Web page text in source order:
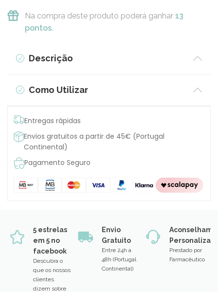
Na compra deste produto poderá ganhar 13
pontos.
Descrição
Como Utilizar
Entregas rápidas
Envios gratuitos a partir de 45€ (Portugal
Continental)
Pagamento Seguro
5 estrelas
em 5 no
facebook
Descubra o
que os nossos
clientes
dizem sobre
Envio
Gratuito
Entre 24h a
48h (Portugal
Continental)
Prestado por
Farmacêutico